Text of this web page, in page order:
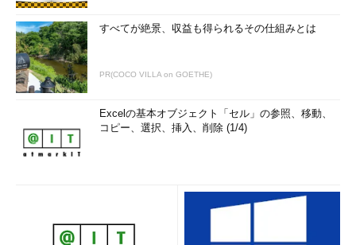
すべてが絶景、収益も得られるその仕組みとは
PR(COCO VILLA on GOETHE)
Excelの基本オブジェクト「セル」の参照、移動、
コピー、選択、挿入、削除 (1/4)